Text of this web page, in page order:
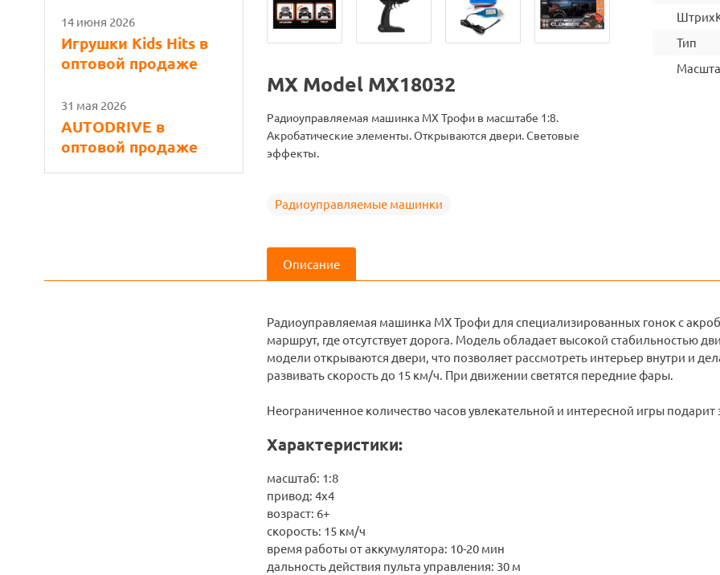
14 июня 2026
Игрушки Kids Hits в
оптовой продаже
31 мая 2026
AUTODRIVE в
оптовой продаже
MX Model MX18032
Радиоуправляемая машинка МХ Трофи в масштабе 1:8.
Акробатические элементы. Открываются двери. Световые
эффекты.
Радиоуправляемые машинки
Тип
Описание
Радиоуправляемая машинка МХ Трофи для специализированных гонок с
маршрут, где отсутствует дорога. Модель обладает высокой стабильностью
модели открываются двери, что позволяет рассмотреть интерьер внутри и
развивать скорость до 15 км/ч. При движении светятся передние фары.
Неограниченное количество часов увлекательной и интересной игры
Характеристики:
масштаб: 1:8
привод: 4х4
возраст: 6+
скорость: 15 км/ч
время работы от аккумулятора: 10-20 мин
дальность действия пульта управления: 30 м